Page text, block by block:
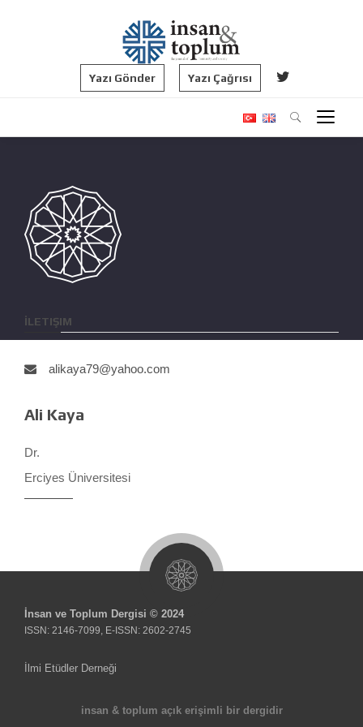
Yazı Gönder Yazı Çağrısı
İLETIŞIM
alikaya79@yahoo.com
Ali Kaya
Dr.
Erciyes Üniversitesi
İnsan ve Toplum Dergisi © 2024
ISSN: 2146-7099, E-ISSN: 2602-2745
İlmi Etüdler Derneği
insan & toplum açık erişimli bir dergidir